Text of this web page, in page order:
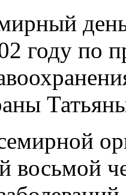
году по